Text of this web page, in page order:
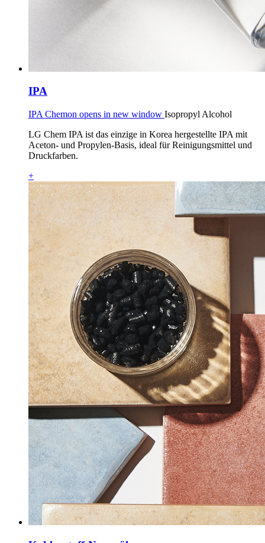
IPA
IPA Chemon opens in new window Isopropyl Alcohol
LG Chem IPA ist das einzige in Korea hergestellte IPA mit
Aceton- und Propylen-Basis, ideal für Reinigungsmittel und
Druckfarben.
+